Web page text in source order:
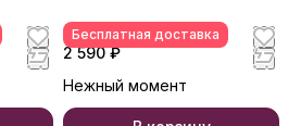
Бесплатная доставка
2 590 ₽
Нежный момент